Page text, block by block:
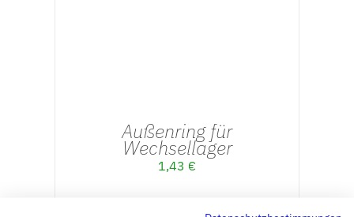
Außenring für
Wechsellager
1,43 €